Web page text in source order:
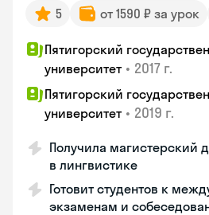
5 от 1590 ₽ за урок
Пятигорский
университет • 2017 г.
Пятигорский
университет • 2019 г.
Получила магистерский
в лингвистике
Готовит студентов к
экзаменам и